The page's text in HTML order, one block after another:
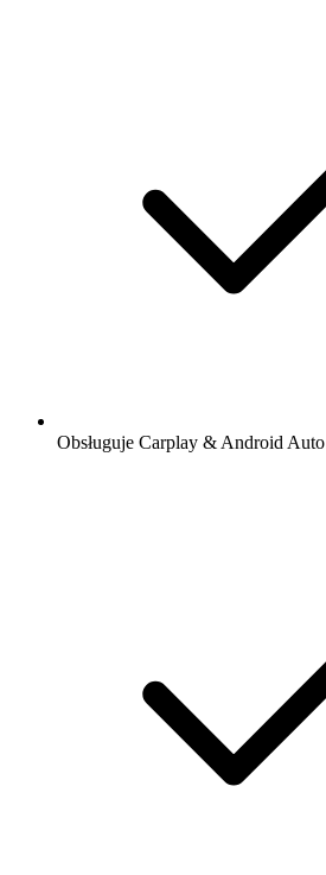
Obsługuje Carplay & Android Auto